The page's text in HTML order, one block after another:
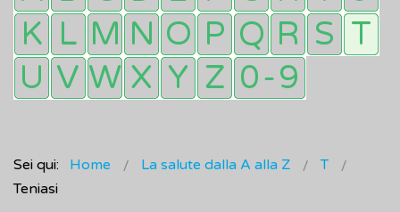
Sei qui: Home La salute dalla A alla Z
T
Teniasi